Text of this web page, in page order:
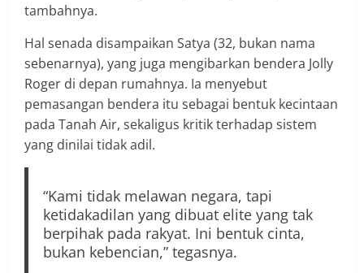
tambahnya.
Hal senada disampaikan Satya (32, bukan nama
sebenarnya), yang juga mengibarkan bendera Jolly
Roger di depan rumahnya. Ia menyebut
pemasangan bendera itu sebagai bentuk kecintaan
pada Tanah Air, sekaligus kritik terhadap sistem
yang dinilai tidak adil.
“Kami tidak melawan negara, tapi
ketidakadilan yang dibuat elite yang tak
berpihak pada rakyat. Ini bentuk cinta,
bukan kebencian,” tegasnya.